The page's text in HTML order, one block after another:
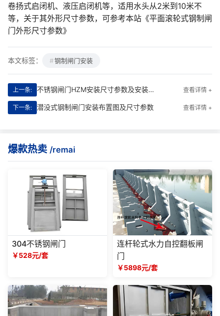
卷扬式启闭机、液压启闭机等，适用水头从2米到10米不
等，关于其外形尺寸参数，可参考本站《平面滚轮式钢制闸
门外形尺寸参数》
本文标签： 钢制闸门安装
上一条: 不锈钢闸门HZM安装尺寸参数及安装布置图 查看详情 +
下一条: 潜没式钢制闸门安装布置图及尺寸参数 查看详情 +
爆款热卖 /remai
304不锈钢闸门
￥528元/套
连杆轮式水力自控翻板闸
门
￥5898元/套